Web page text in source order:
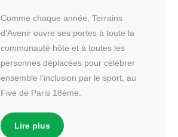
Comme chaque année, Terrains
d'Avenir ouvre ses portes à toute la
communauté hôte et à toutes les
personnes déplacées pour célébrer
ensemble l'inclusion par le sport, au
Five de Paris 18ème.
Lire plus